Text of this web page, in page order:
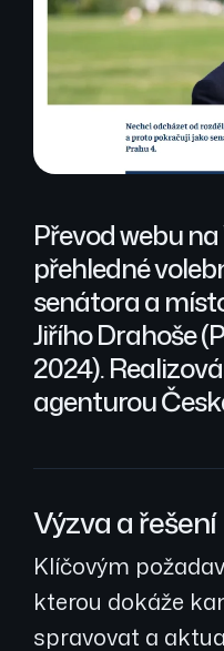
Převod webu
přehledné
senátora a
Jiřího Drahoše
2024).
agenturou
Výzva a řešení
Klíčovým
kterou dokáže
spravovat a